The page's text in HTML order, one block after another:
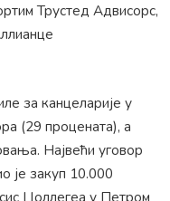
Трустед Адвисорс,
за канцеларије у
(29 процената), а
Највећи уговор
је закуп 10.000
Цоллегеа у Петром